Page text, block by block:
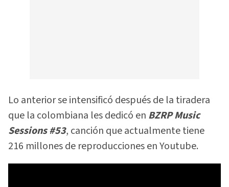
Lo anterior se intensificó después de la tiradera
que la colombiana les dedicó en BZRP Music
Sessions #53, canción que actualmente tiene
216 millones de reproducciones en Youtube.